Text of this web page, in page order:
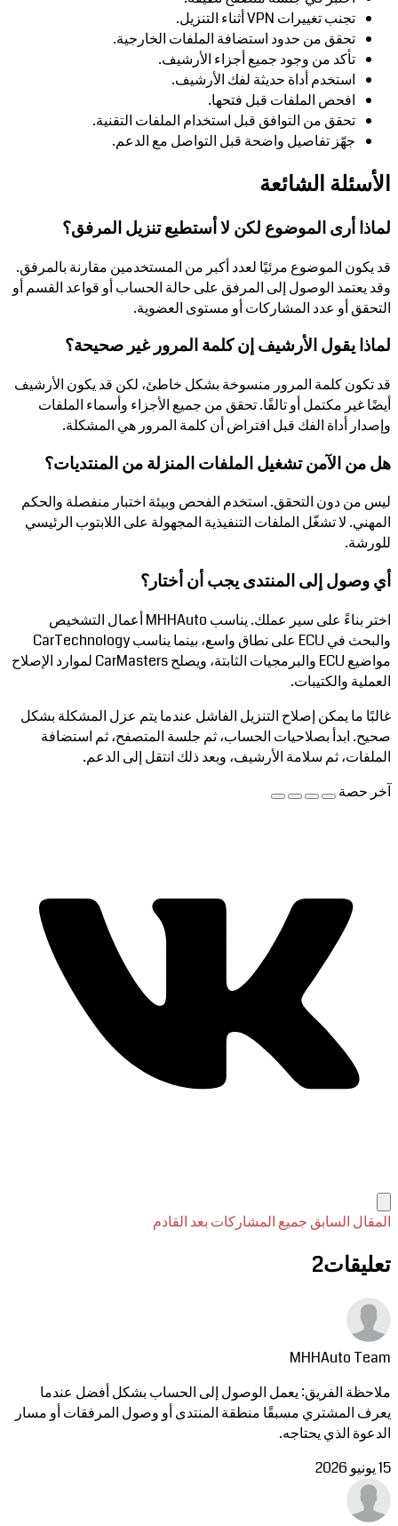
تجنب تغييرات VPN أثناء التنزيل.
تحقق من حدود استضافة الملفات الخارجية.
تأكد من وجود جميع أجزاء الأرشيف.
استخدم أداة حديثة لفك الأرشيف.
افحص الملفات قبل فتحها.
تحقق من التوافق قبل استخدام الملفات التقنية.
جهّز تفاصيل واضحة قبل التواصل مع الدعم.
الأسئلة الشائعة
لماذا أرى الموضوع لكن لا أستطيع تنزيل المرفق؟
قد يكون الموضوع مرئيًا لعدد أكبر من المستخدمين مقارنة بالمرفق.
وقد يعتمد الوصول إلى المرفق على حالة الحساب أو قواعد القسم أو
التحقق أو عدد المشاركات أو مستوى العضوية.
لماذا يقول الأرشيف إن كلمة المرور غير صحيحة؟
قد تكون كلمة المرور منسوخة بشكل خاطئ، لكن قد يكون الأرشيف
أيضًا غير مكتمل أو تالفًا. تحقق من جميع الأجزاء وأسماء الملفات
وإصدار أداة الفك قبل افتراض أن كلمة المرور هي المشكلة.
هل من الآمن تشغيل الملفات المنزلة من المنتديات؟
ليس من دون التحقق. استخدم الفحص وبيئة اختبار منفصلة والحكم
المهني. لا تشغّل الملفات التنفيذية المجهولة على اللابتوب الرئيسي
للورشة.
أي وصول إلى المنتدى يجب أن أختار؟
اختر بناءً على سير عملك. يناسب MHHAuto أعمال التشخيص
والبحث في ECU على نطاق واسع، بينما يناسب CarTechnology
مواضيع ECU والبرمجيات الثابتة، ويصلح CarMasters لموارد الإصلاح
العملية والكتيبات.
غالبًا ما يمكن إصلاح التنزيل الفاشل عندما يتم عزل المشكلة بشكل
صحيح. ابدأ بصلاحيات الحساب، ثم جلسة المتصفح، ثم استضافة
الملفات، ثم سلامة الأرشيف، وبعد ذلك انتقل إلى الدعم.
آخر حصة
المقال السابق جميع المشاركات بعد القادم
تعليقات2
MHHAuto Team
ملاحظة الفريق: يعمل الوصول إلى الحساب بشكل أفضل عندما
يعرف المشتري مسبقًا منطقة المنتدى أو وصول المرفقات أو مسار
الدعوة الذي يحتاجه.
15 يونيو 2026